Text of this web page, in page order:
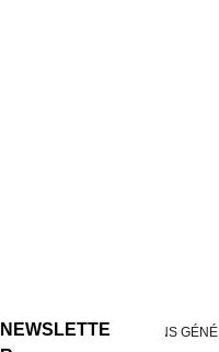
NEWSLETTECONDITIONS